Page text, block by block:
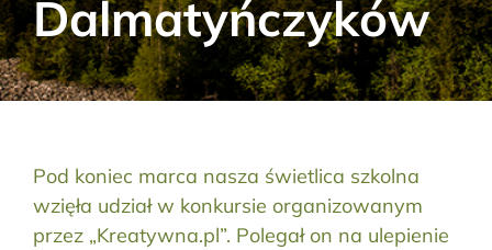
Aktualności
Kontakt
Szukaj:
Dalmatyńczyków
Pod koniec marca nasza świetlica szkolna
wzięła udział w konkursie organizowanym
przez „Kreatywna.pl”. Polegał on na ulepienie